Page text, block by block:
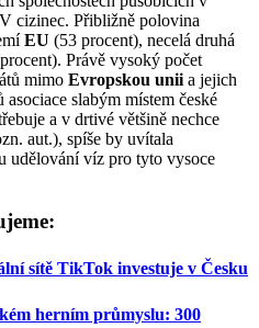
cizinec. Přibližně polovina
EU (53 procent), necelá druhá
Právě vysoký počet
mimo Evropskou uniia jejich
slabým místem české
a v drtivé většině nechce
aut.), spíše by uvítala
udělování víz pro tyto vysoce
sítě TikTok investuje v Česku
herním průmyslu: 300